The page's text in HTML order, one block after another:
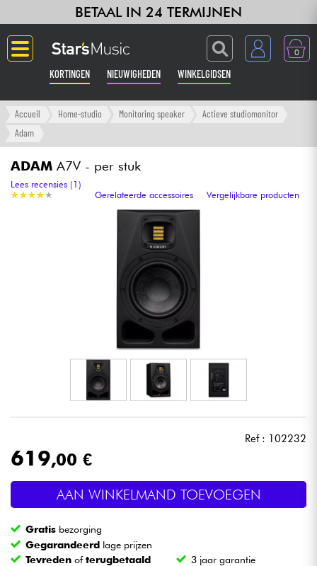
BETAAL IN 24 TERMIJNEN
0
KORTINGEN NIEUWIGHEDEN WINKELGIDSEN
Langue
Versterker & Effecten
Toetsenbord & Piano
Microfoon
Licht
Blaasinstrument
Accueil Home-studio Monitoring speaker
Actieve studiomonitor
Adam
ADAM A7V - per stuk
★★★★★
★★★★★
Lees recensies (1)
Gerelateerde accessoires
Vergelijkbare producten
Ref : 102232
619,00 €
AAN WINKELMAND TOEVOEGEN
Gratis bezorging
Gegarandeerd lage prijzen
Tevreden ofterugbetaald 3 jaar garantie